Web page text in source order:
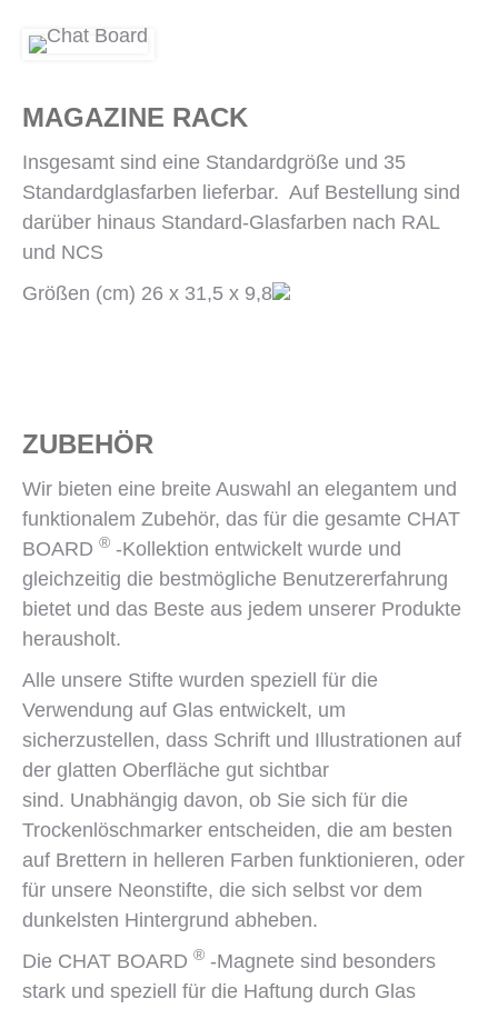
MAGAZINE RACK
Insgesamt sind eine Standardgröße und 35
Standardglasfarben lieferbar. Auf Bestellung sind
darüber hinaus Standard-Glasfarben nach RAL
und NCS
Größen (cm) 26 x 31,5 x 9,8
ZUBEHÖR
Wir bieten eine breite Auswahl an elegantem und
funktionalem Zubehör, das für die gesamte CHAT
BOARD ® -Kollektion entwickelt wurde und
gleichzeitig die bestmögliche Benutzererfahrung
bietet und das Beste aus jedem unserer Produkte
herausholt.
Alle unsere Stifte wurden speziell für die
Verwendung auf Glas entwickelt, um
sicherzustellen, dass Schrift und Illustrationen auf
der glatten Oberfläche gut sichtbar
sind. Unabhängig davon, ob Sie sich für die
Trockenlöschmarker entscheiden, die am besten
auf Brettern in helleren Farben funktionieren, oder
für unsere Neonstifte, die sich selbst vor dem
dunkelsten Hintergrund abheben.
Die CHAT BOARD ® -Magnete sind besonders
stark und speziell für die Haftung durch Glas